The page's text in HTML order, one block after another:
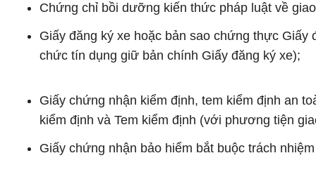
Chứng chỉ bồi dưỡng kiến thức pháp luật về
Giấy đăng ký xe hoặc bản sao chứng thực
chức tín dụng giữ bản chính Giấy đăng ký xe);
Giấy chứng nhận kiểm định, tem kiểm định an
kiểm định và Tem kiểm định (với phương tiện
Giấy chứng nhận bảo hiểm bắt buộc trách